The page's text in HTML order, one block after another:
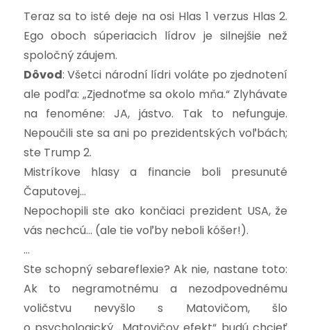
Teraz sa to isté deje na osi Hlas 1 verzus Hlas 2.
Ego oboch súperiacich lídrov je silnejšie než
spoločný záujem.
Dôvod: Všetci národní lídri voláte po zjednotení
ale podľa: „Zjednoťme sa okolo mňa.“ Zlyhávate
na fenoméne: JA, jástvo. Tak to nefunguje.
Nepoučili ste sa ani po prezidentských voľbách;
ste Trump 2.
Mistríkove hlasy a financie boli presunuté
Čaputovej…
Nepochopili ste ako končiaci prezident USA, že
vás nechcú… (ale tie voľby neboli kóšer!).
…
Ste schopný sebareflexie? Ak nie, nastane toto:
Ak to negramotnému a nezodpovednému
voličstvu nevyšlo s Matovičom, šlo